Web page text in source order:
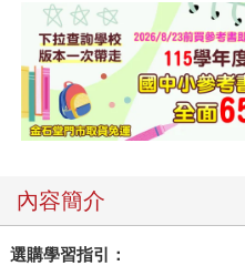
內容簡介
選購學習指引：